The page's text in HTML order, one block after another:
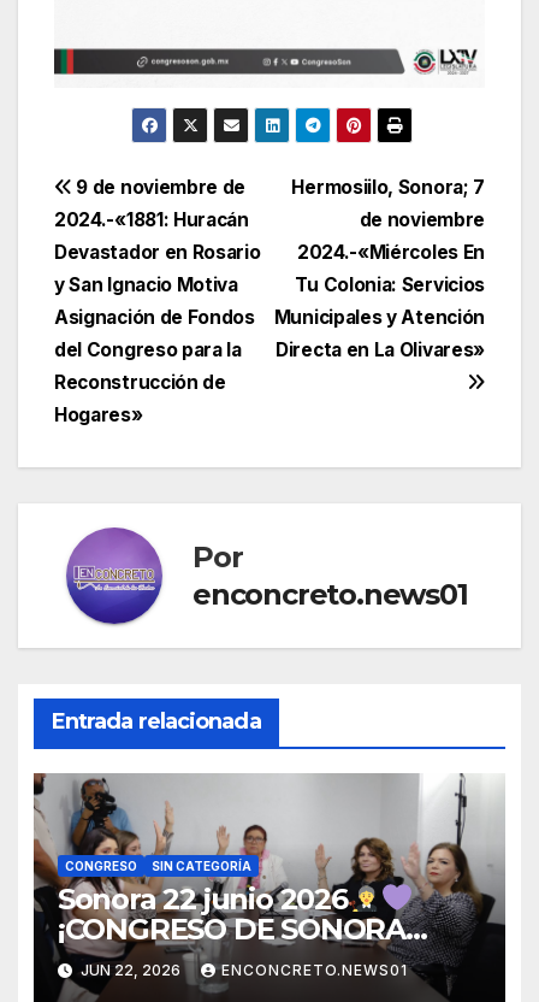
Navegación
de
entradas
Hermosiilo, Sonora; 7
de noviembre
2024.-«Miércoles En
Tu Colonia: Servicios
Municipales y Atención
Directa en La Olivares»
9 de noviembre de
2024.-«1881: Huracán
Devastador en Rosario
y San Ignacio Motiva
Asignación de Fondos
del Congreso para la
Reconstrucción de
Hogares»
Por
enconcreto.news01
Entrada relacionada
CONGRESO SIN CATEGORÍA
Sonora 22 junio 2026
¡CONGRESO DE SONORA
ABRE CONVOCATORIA PARA
TITULAR DE LA UNIDAD DE
JUN 22, 2026 ENCONCRETO.NEWS01